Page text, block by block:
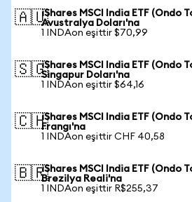
🇦🇺iShares MSCI India ETF (Ondo
Avustralya Doları'na
1 INDAon eşittir $70,99
🇸🇬iShares MSCI India ETF (Ondo
Singapur Doları'na
1 INDAon eşittir $64,16
🇨🇭iShares MSCI India ETF (Ondo
Frangı'na
1 INDAon eşittir CHF 40,58
🇧🇷iShares MSCI India ETF (Ondo
Brezilya Reali'na
1 INDAon eşittir R$255,37